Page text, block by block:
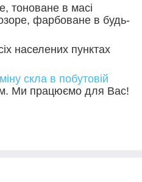
тоноване в масі
фарбоване в будь-
населених пунктах
скла в побутовій
Ми працюємо для Вас!